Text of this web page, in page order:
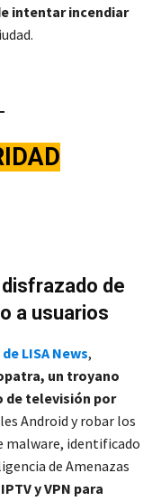
intentar incendiar
de
a usuarios
LISA News,
un troyano
de televisión por
Android y robar los
malware, identificado
de Amenazas
y VPN para